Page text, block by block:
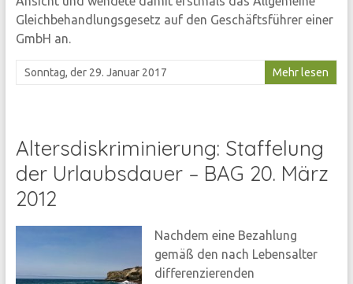
Gleichbehandlungsgesetz auf den Geschäftsführer einer
GmbH an.
Sonntag, der 29. Januar 2017 Mehr lesen
Altersdiskriminierung: Staffelung
der Urlaubsdauer – BAG 20. März
2012
Nachdem eine Bezahlung
gemäß den nach Lebensalter
differenzierenden